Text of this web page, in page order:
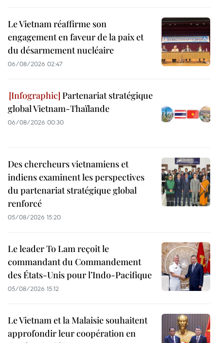
Le Vietnam réaffirme son
engagement en faveur de la paix et
du désarmement nucléaire
06/08/2026 02:47
Partenariat stratégique
global Vietnam-Thaïlande
06/08/2026 00:30
Des chercheurs vietnamiens et
indiens examinent les perspectives
du partenariat stratégique global
renforcé
05/08/2026 15:20
Le leader To Lam reçoit le
commandant du Commandement
des États-Unis pour l’Indo-Pacifique
05/08/2026 15:12
Le Vietnam et la Malaisie souhaitent
approfondir leur coopération en